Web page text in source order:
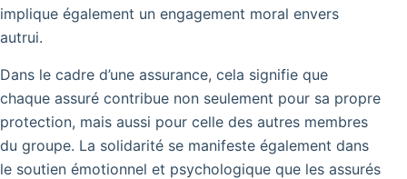
implique également un engagement moral envers
autrui.
Dans le cadre d’une assurance, cela signifie que
chaque assuré contribue non seulement pour sa propre
protection, mais aussi pour celle des autres membres
du groupe. La solidarité se manifeste également dans
le soutien émotionnel et psychologique que les assurés